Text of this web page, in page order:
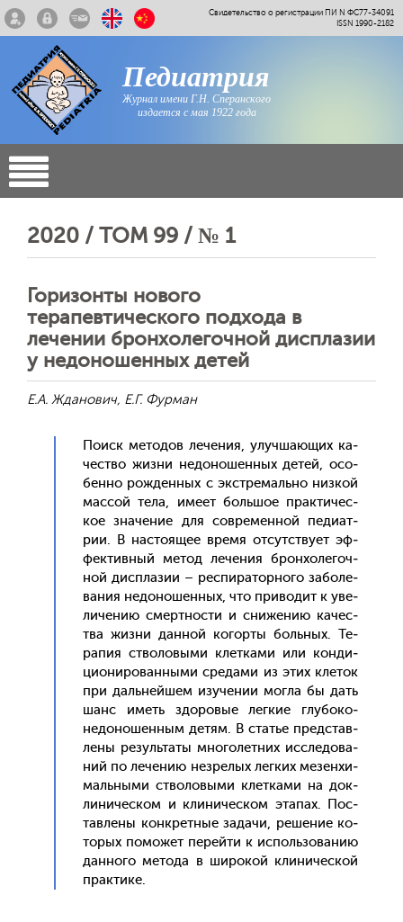
Свидетельство о регистрации ПИ N ФС77-34091
ISSN 1990-2182
Педиатрия
Журнал имени Г.Н. Сперанского
издается с мая 1922 года
2020 / ТОМ 99 / № 1
Горизонты нового
терапевтического подхода в
лечении бронхолегочной дисплазии
у недоношенных детей
Е.А. Жданович, Е.Г. Фурман
По­иск ме­тодов ле­чения, улуч­ша­ющих ка­
чес­тво жиз­ни не­доно­шен­ных де­тей, осо­
бен­но рож­денных с экс­тре­маль­но низ­кой
мас­сой те­ла, име­ет боль­шое прак­ти­чес­
кое зна­чение для сов­ре­мен­ной пе­ди­ат­
рии. В нас­то­ящее вре­мя от­сутс­тву­ет эф­
фектив­ный ме­тод ле­чения брон­хо­легоч­
ной дис­пла­зии – рес­пи­ратор­но­го за­боле­
вания не­доно­шен­ных, что при­водит к уве­
личе­нию смер­тнос­ти и сни­жению ка­чес­
тва жиз­ни дан­ной ко­гор­ты боль­ных. Те­
рапия ство­ловы­ми клет­ка­ми или кон­ди­
ци­они­рован­ны­ми сре­дами из этих кле­ток
при даль­ней­шем изу­чении мог­ла бы дать
шанс иметь здо­ровые лег­кие глу­боко­
недо­ношен­ным де­тям. В статье пред­став­
ле­ны ре­зуль­та­ты мно­голет­них ис­сле­дова­
ний по ле­чению нез­ре­лых лег­ких ме­зен­хи­
маль­ны­ми ство­ловы­ми клет­ка­ми на док­
ли­ничес­ком и кли­ничес­ком эта­пах. Пос­
тавле­ны кон­крет­ные за­дачи, ре­шение ко­
торых по­может пе­рей­ти к ис­поль­зо­ванию
дан­но­го ме­тода в ши­рокой кли­ничес­кой
прак­ти­ке.